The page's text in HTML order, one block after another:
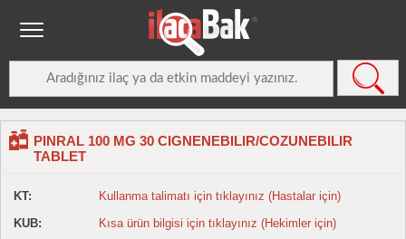
PINRAL 100 MG 30 CIGNENEBILIR/COZUNEBILIR
TABLET
KT:
Kullanma talimatı için tıklayınız (Hastalar için)
KUB:
Kısa ürün bilgisi için tıklayınız (Hekimler için)